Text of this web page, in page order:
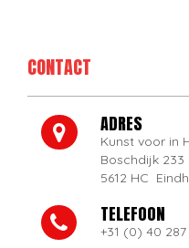
CONTACT
ADRES
Kunst voor in
Boschdijk 233
5612 HC
TELEFOON
+31 (0) 40